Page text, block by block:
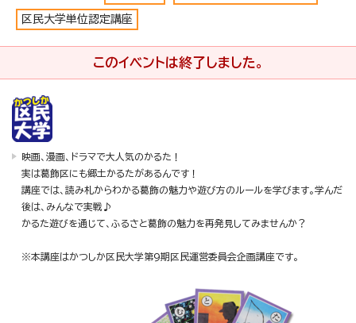
区民大学単位認定講座
このイベントは終了しました。
映画、漫画、ドラマで大人気のかるた！
実は葛飾区にも郷土かるたがあるんです！
講座では、読み札からわかる葛飾の魅力や遊び方のルールを学びます。学んだ
後は、みんなで実戦♪
かるた遊びを通じて、ふるさと葛飾の魅力を再発見してみませんか？
※本講座はかつしか区民大学第9期区民運営委員会企画講座です。